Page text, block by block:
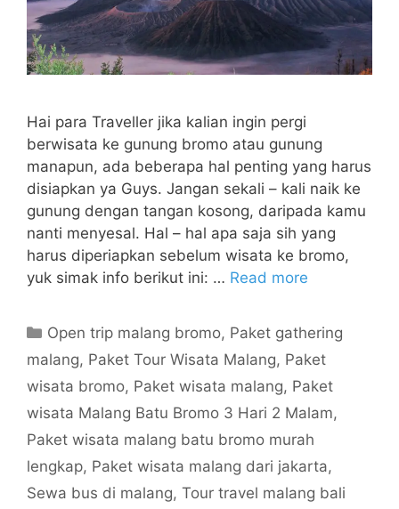
Hai para Traveller jika kalian ingin pergi
berwisata ke gunung bromo atau gunung
manapun, ada beberapa hal penting yang harus
disiapkan ya Guys. Jangan sekali – kali naik ke
gunung dengan tangan kosong, daripada kamu
nanti menyesal. Hal – hal apa saja sih yang
harus diperiapkan sebelum wisata ke bromo,
yuk simak info berikut ini: … Read more
Open trip malang bromo, Paket gathering
malang, Paket Tour Wisata Malang, Paket
wisata bromo, Paket wisata malang, Paket
wisata Malang Batu Bromo 3 Hari 2 Malam,
Paket wisata malang batu bromo murah
lengkap, Paket wisata malang dari jakarta,
Sewa bus di malang, Tour travel malang bali